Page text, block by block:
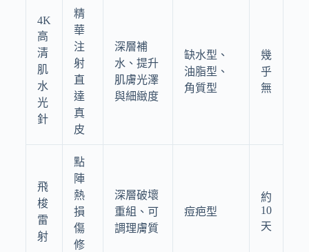
4K
高
清
肌
水
光
針
精
華
注
射
直
達
真
皮
深層補
水、提升
肌膚光澤
與細緻度
缺水型、
油脂型、
角質型
幾
乎
無
飛
梭
雷
射
點
陣
熱
損
傷
修
深層破壞
重組、可
調理膚質
痘疤型
約
10
天